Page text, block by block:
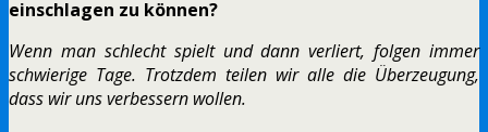
einschlagen zu können?
Wenn man schlecht spielt und dann verliert, folgen immer
schwierige Tage. Trotzdem teilen wir alle die Überzeugung,
dass wir uns verbessern wollen.